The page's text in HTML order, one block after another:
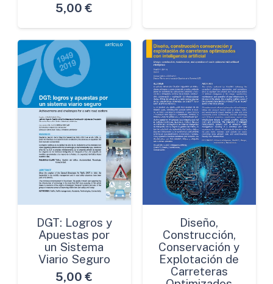
5,00 €
DGT: Logros y
Apuestas por
un Sistema
Viario Seguro
5,00 €
Diseño,
Construcción,
Conservación y
Explotación de
Carreteras